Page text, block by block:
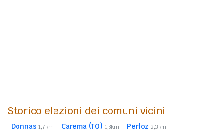
Storico elezioni dei comuni vicini
Donnas 1,7km Carema (TO) 1,8km Perloz 2,3km